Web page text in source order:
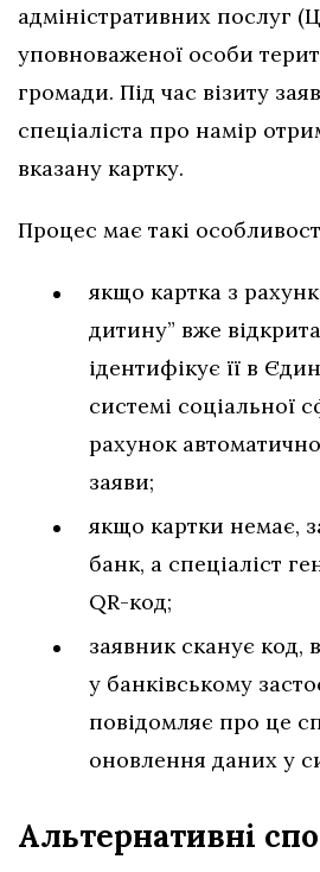
адміністративних послуг
уповноваженої особи
громади. Під час візиту
спеціаліста про намір
вказану картку.
Процес має такі
якщо картка з
дитину” вже
ідентифікує її в
системі соціальної
рахунок
заяви;
якщо картки немає,
банк, а спеціаліст
QR-код;
заявник сканує код,
у банківському
повідомляє про це
оновлення даних у
Альтернативні